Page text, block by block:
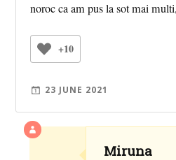
noroc ca am pus la sot mai
+10
23 JUNE 2021
Miruna